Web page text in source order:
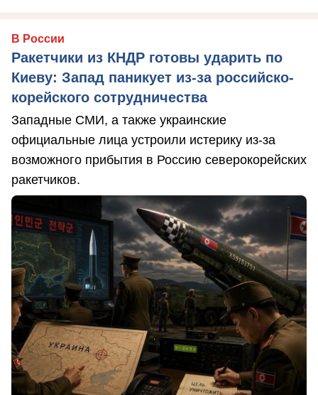
В России
Ракетчики из КНДР готовы ударить по
Киеву: Запад паникует из-за российско-
корейского сотрудничества
Западные СМИ, а также украинские
официальные лица устроили истерику из-за
возможного прибытия в Россию северокорейских
ракетчиков.